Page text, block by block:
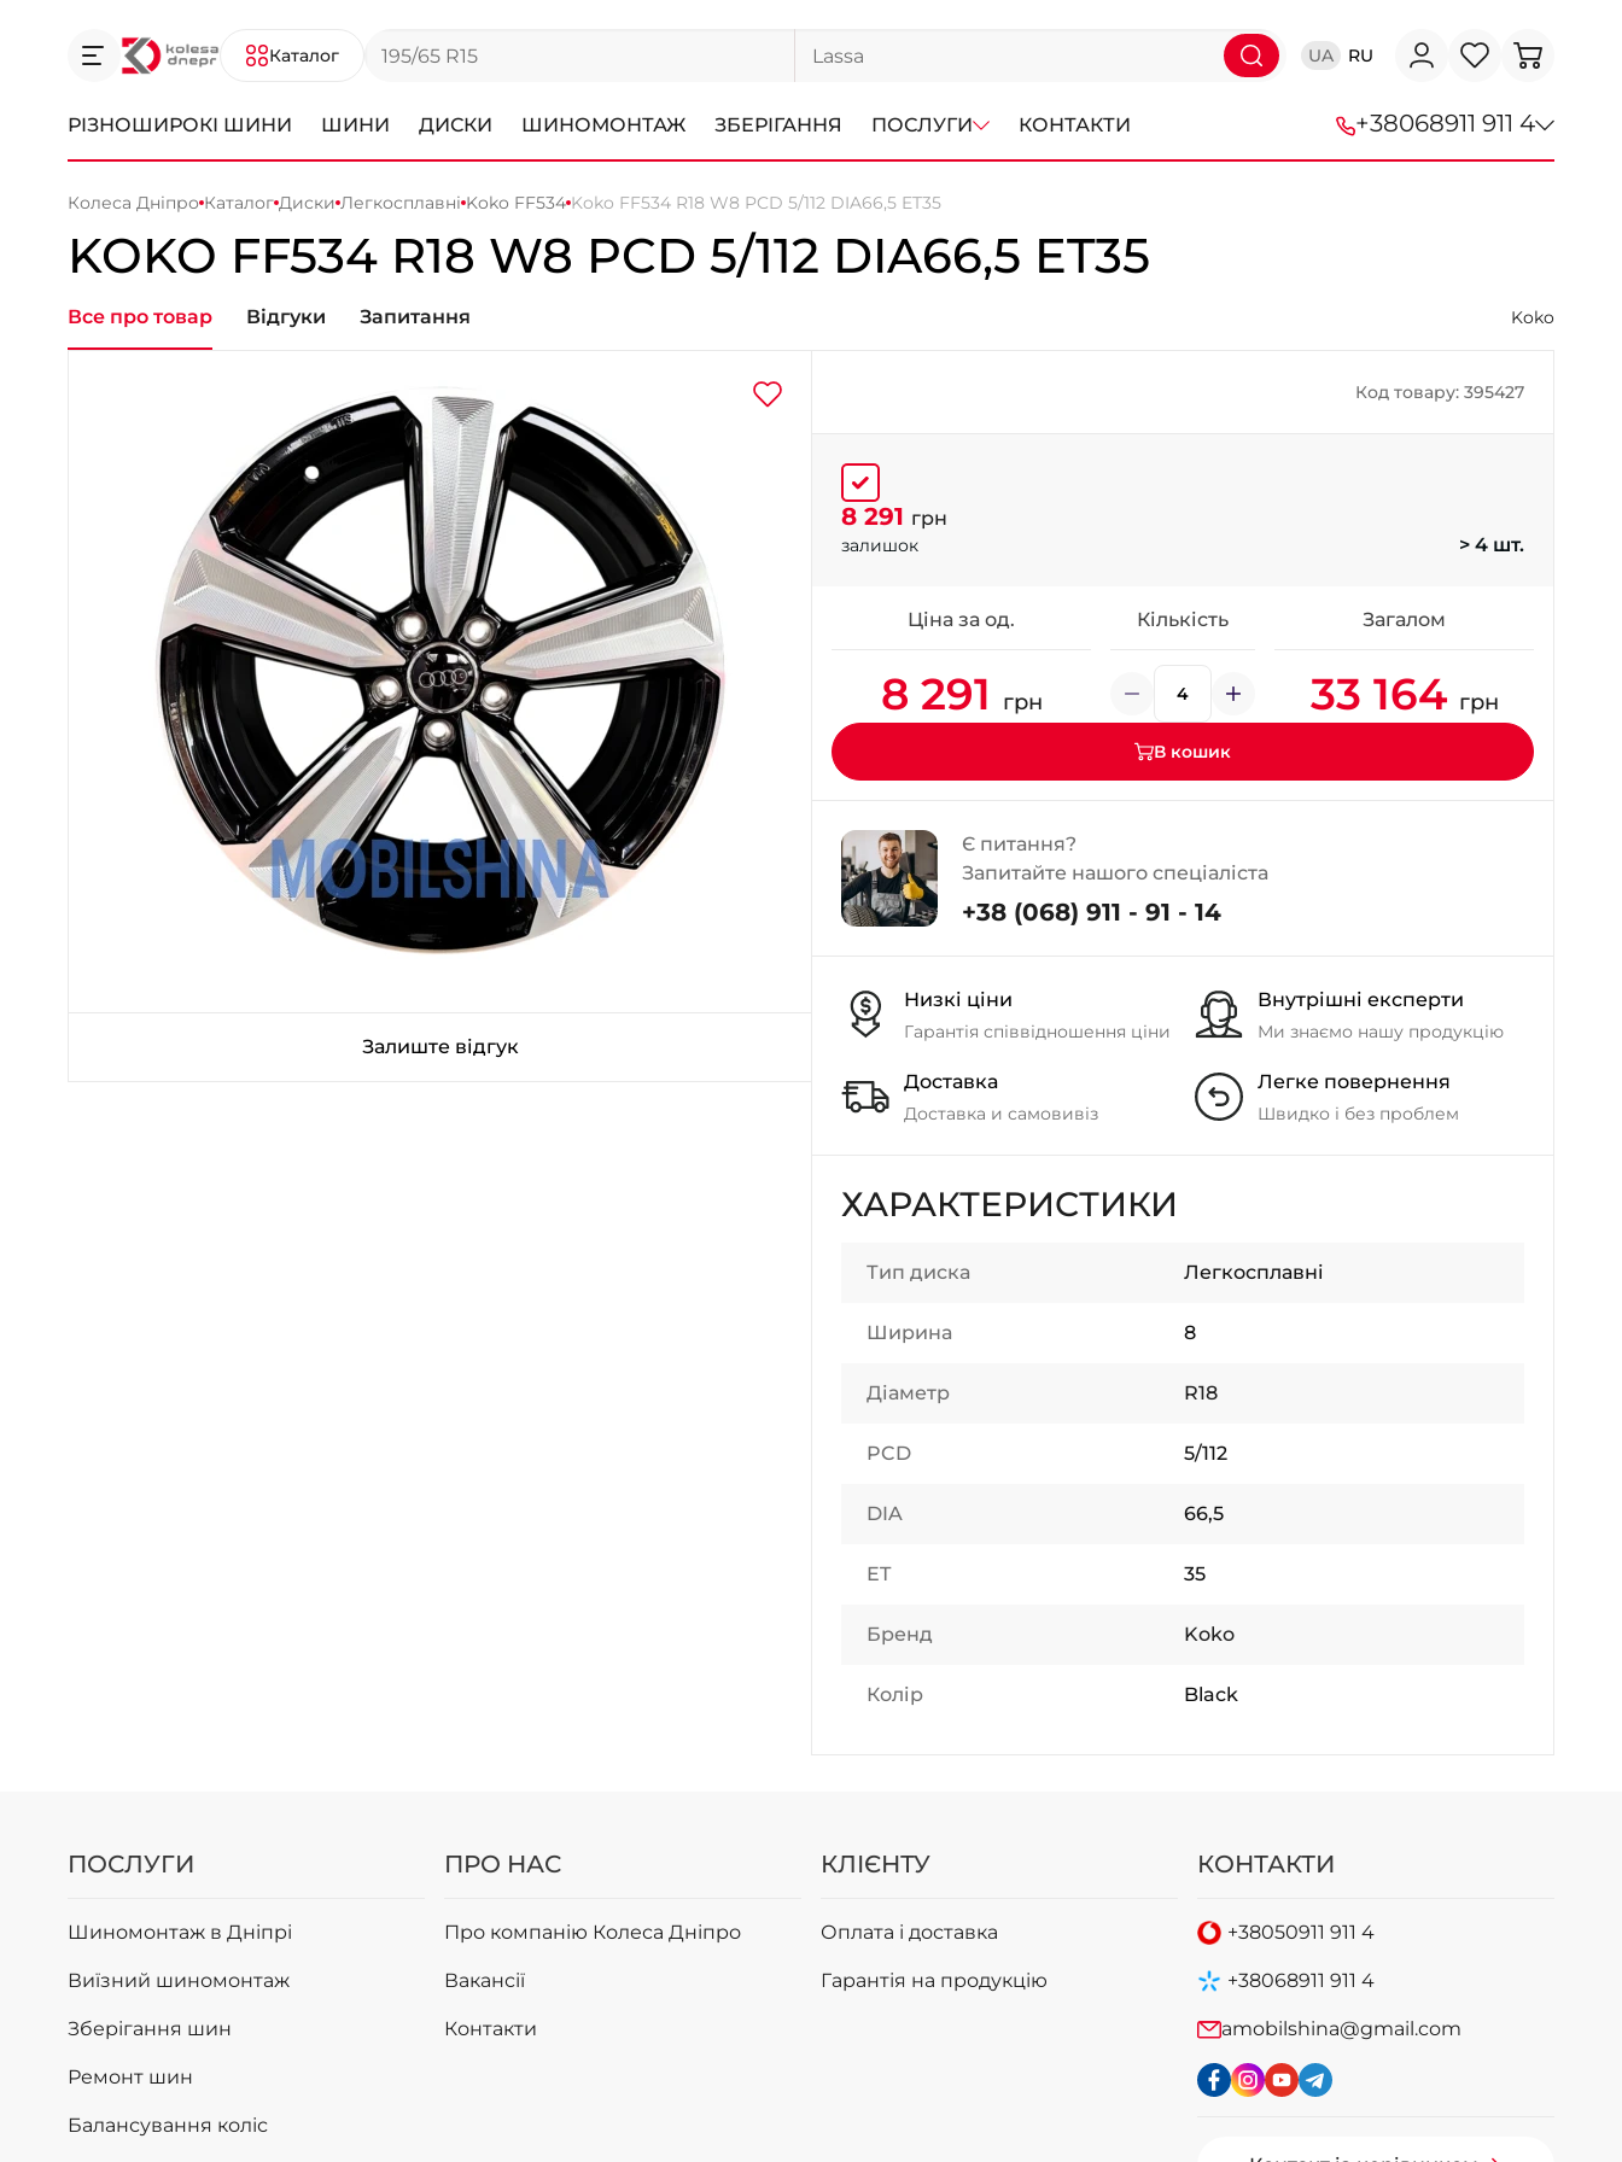
Каталог UA RU
РІЗНОШИРОКІ ШИНИ ШИНИ ДИСКИ ШИНОМОНТАЖ ЗБЕРІГАННЯ ПОСЛУГИ КОНТАКТИ +38068911 911 4
- Донецьке шосе
+38 (050)-911-911-2
- Щепкіна
+38 (099)-643-33-77
Колеса Дніпро Каталог Диски Легкосплавні Koko FF534 Koko FF534 R18 W8 PCD 5/112 DIA66,5 ET35
KOKO FF534 R18 W8 PCD 5/112 DIA66,5 ET35
Koko
Все про товар Відгуки Запитання
Залиште відгук
Код товару: 395427
8 291 грн
залишок > 4 шт.
Ціна за од. Кількість Загалом
8 291 грн 33 164 грн
В кошик
Є питання?
Запитайте нашого спеціаліста
+38 (068) 911 - 91 - 14
Низкі ціни
Гарантія співвідношення ціни
Внутрішні експерти
Ми знаємо нашу продукцію
Доставка
Доставка и самовивіз
Легке повернення
Швидко і без проблем
ХАРАКТЕРИСТИКИ
Тип диска Легкосплавні
Ширина 8
Діаметр R18
PCD 5/112
DIA 66,5
ET 35
Бренд Koko
Колір Black
ПОСЛУГИ
Шиномонтаж в Дніпрі
Виїзний шиномонтаж
Зберігання шин
Ремонт шин
Балансування коліс
ПРО НАС
Про компанію Колеса Дніпро
Вакансії
Контакти
КЛІЄНТУ
Оплата і доставка
Гарантія на продукцію
КОНТАКТИ
+38050911 911 4
+38068911 911 4
amobilshina@gmail.com